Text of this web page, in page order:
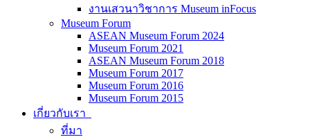
งานเสวนาวิชาการ Museum inFocus
Museum Forum
ASEAN Museum Forum 2024
Museum Forum 2021
ASEAN Museum Forum 2018
Museum Forum 2017
Museum Forum 2016
Museum Forum 2015
เกี่ยวกับเรา
ที่มา